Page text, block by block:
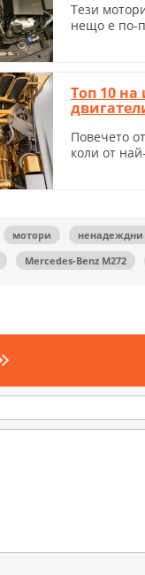
Тези
нещо е по-
Топ 10
Повечето
коли от
мотори ненадеждни
Mercedes-Benz M272